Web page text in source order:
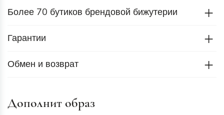
Более 70 бутиков брендовой бижутерии
Гарантии
Обмен и возврат
Дополнит образ